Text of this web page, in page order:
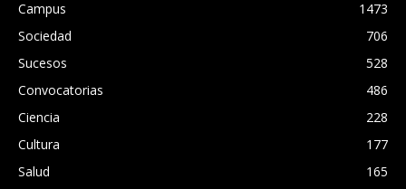
Campus
1473
Sociedad
706
Sucesos
528
Convocatorias
486
Ciencia
228
Cultura
177
Salud
165